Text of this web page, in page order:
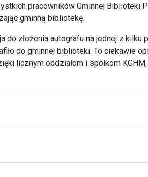
pracowników Gminnej Biblioteki
gminną bibliotekę.
do złożenia autografu na jednej z kilku
do gminnej biblioteki. To ciekawie
licznym oddziałom i spółkom KGHM,